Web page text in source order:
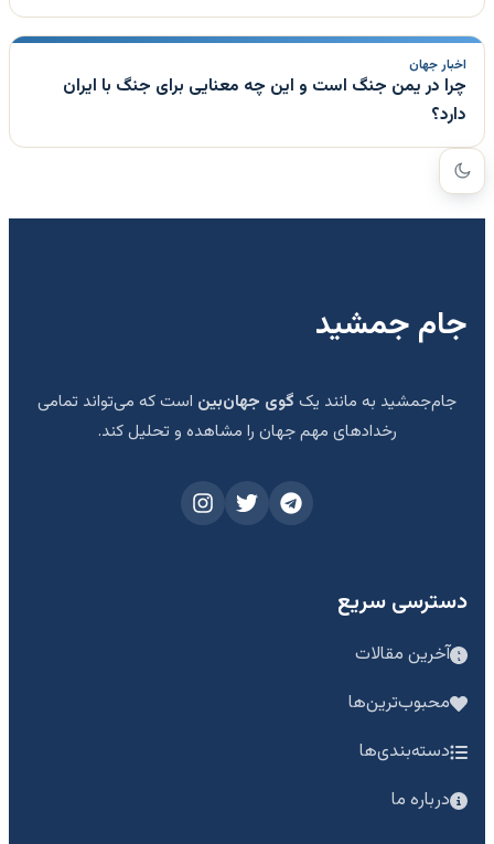
اخبار جهان
چرا در یمن جنگ است و این چه معنایی برای جنگ با ایران
دارد؟
جام جمشید
جام‌جمشید به مانند یک گوی جهان‌بین است که می‌تواند تمامی
رخدادهای مهم جهان را مشاهده و تحلیل کند.
دسترسی سریع
آخرین مقالات
محبوب‌ترین‌ها
دسته‌بندی‌ها
درباره ما